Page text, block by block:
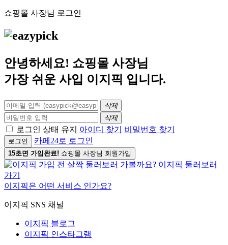
쇼핑몰 사장님 로그인
안녕하세요! 쇼핑몰 사장님
가장 쉬운 사입 이지픽 입니다.
삭제
삭제
로그인 상태 유지 아이디 찾기 비밀번호 찾기
로그인 카페24로 로그인
15초면 가입완료! 쇼핑몰 사장님 회원가입
이지픽은 어떤 서비스 인가요?
이지픽 SNS 채널
이지픽 블로그
이지픽 인스타그램